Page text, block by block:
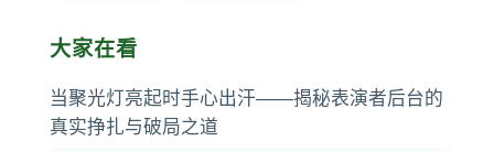
大家在看
当聚光灯亮起时手心出汗——揭秘表演者后台的
真实挣扎与破局之道